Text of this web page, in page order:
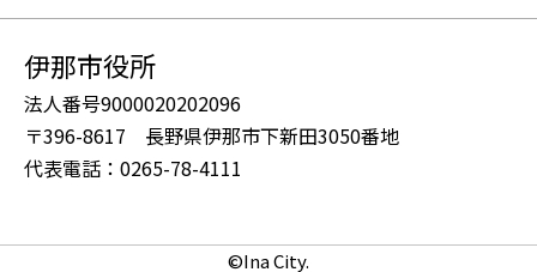
伊那市役所
法人番号9000020202096
〒396-8617 長野県伊那市下新田3050番地
代表電話：0265-78-4111
©Ina City.